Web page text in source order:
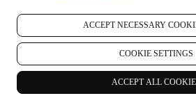
ACCEPT NECESSARY
COOKIE SETTINGS
ACCEPT ALL
concours. Nous pourrons avoir à
vous concernant pour gérer nos
liées à notre relation contractuelle
comptabilité, la facturation et
vérification des paiements par carte,
la sécurité, la sécurisation et les tests
maintenance et les analyses